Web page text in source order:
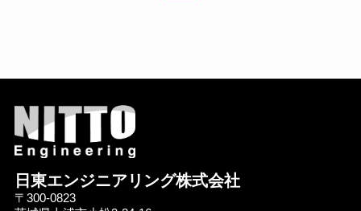
日東エンジニアリング株式会社
〒300-0823